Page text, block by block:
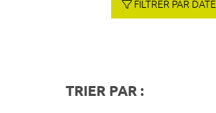
FILTRER PAR DATE
TRIER PAR :